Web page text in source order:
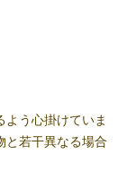
う心掛けていま
と若干異なる場合